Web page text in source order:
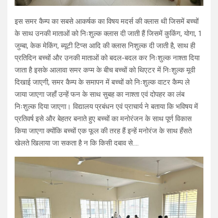
इस समर कैम्प का सबसे आकर्षक का विषय मदर्स की क्लास थी जिसमें बच्चों
के साथ उनकी माताओं को निःशुल्क क्लास दी जाती हैं जिसमें कुकिंग, योगा, 1
जुम्बा, केक मेकिंग, ब्यूटी टिप्स आदि की क्लास निशुल्क दी जाती है, साथ ही
प्रतिदिन बच्चों और उनकी माताओं को बदल-बदल कर निःशुल्क नाश्ता दिया
जाता है इसके आलावा समर कप्म के बीच बच्चों को थिएटर में निःशुल्क मूवी
दिखाई जाएगी, समर कैम्प के समापन में बच्चों को निःशुल्क वाटर कैम्प ले
जाया जाएगा जहाँ उन्हें फन के साथ सुबह का नाश्ता एवं दोपहर का लंब
निःशुल्क दिया जाएगा। विद्यालय प्रबंधन एवं प्राचार्य ने बताया कि भविषय में
प्रतिवर्ष इसे और बेहतर बनाते हुए बच्चों का मनोरंजन के साथ पूर्ण विकास
किया जाएगा क्योंकि बच्चों एक फूल की तरह हैं इन्हें मनोरंज के साथ हँसते
खेलते खिलाया जा सकता है न कि किसी दबाव से….